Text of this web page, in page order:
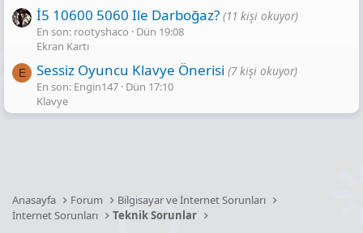
İ5 10600 5060 Ile Darboğaz? (11 kişi okuyor)
En son: rootyshaco
Dün 19:08
Ekran Kartı
E Sessiz Oyuncu Klavye Önerisi (7 kişi okuyor)
En son: Engin147 Dün 17:10
Klavye
Anasayfa Forum
Bilgisayar ve İnternet Sorunları
İnternet Sorunları
Teknik Sorunlar